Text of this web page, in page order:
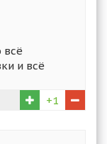
всё
и всё
+1